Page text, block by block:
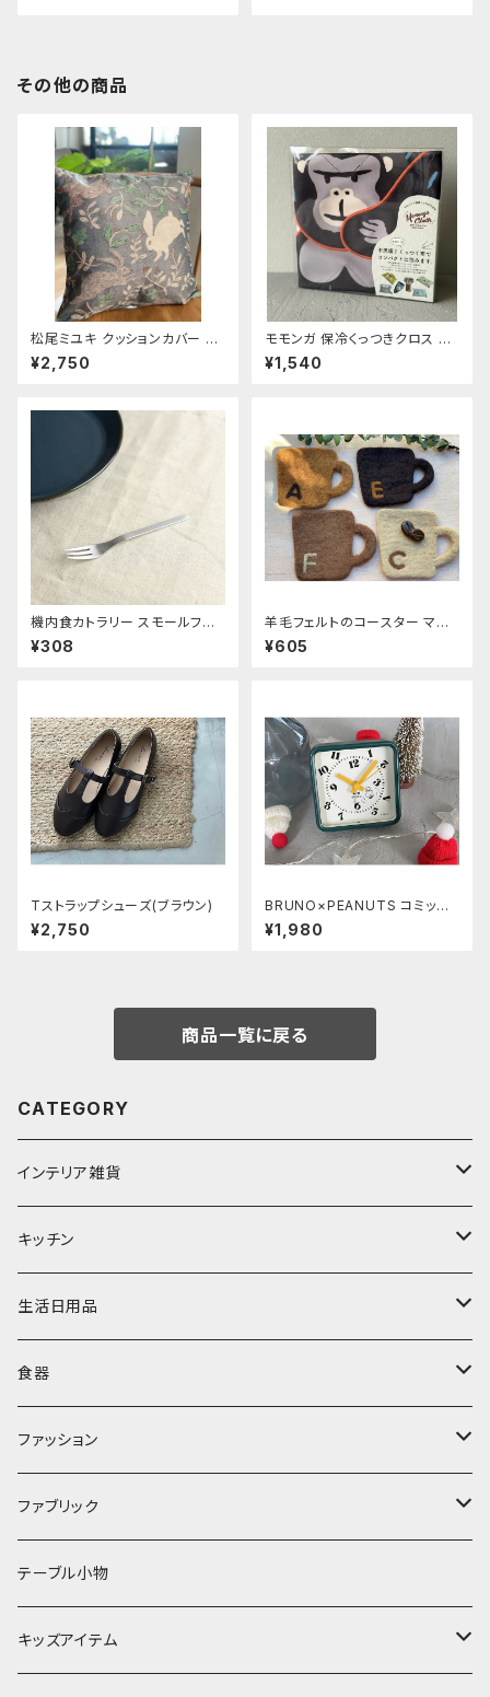
その他の商品
松尾ミユキ クッションカバー 【T
hree Rabbit】
¥2,750
モモンガ 保冷くっつきクロス ゴ
リ
¥1,540
機内食カトラリー スモールフォ
ーク
¥308
羊毛フェルトのコースター マ
グ〜C A F E〜
¥605
Tストラップシューズ(ブラウン)
¥2,750
BRUNO×PEANUTS コミック
アラームクロック《FROAT》
¥1,980
商品一覧に戻る
CATEGORY
インテリア雑貨
置物・オブジェ
ミラー
ぬいぐるみ
時計
フラワーベース
ランプ
キッチン
水筒・マグ
カトラリー
食器
その他
生活日用品
タオル・ハンカチ
キッチンクロス
その他
食器
コップ・マグカップ
プレート
ボウル
お茶碗
ファッション
バッグ
エプロン
財布・ポーチ
ファブリック
タオル
クッションカバー
テーブル小物
キッズアイテム